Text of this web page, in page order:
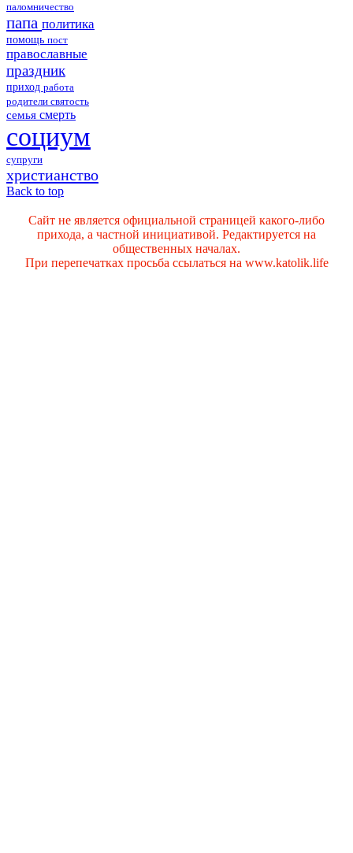
паломничество
папа политика
помощь пост
православные
праздник
приход работа
родители святость
семья смерть
социум
супруги
христианство
Back to top
Сайт не является официальной страницей какого-либо
прихода, а частной инициативой. Редактируется на
общественных началах.
При перепечатках просьба ссылаться на www.katolik.life